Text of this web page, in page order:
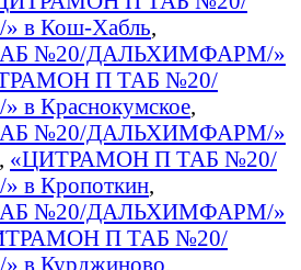
Кош-Хабль,
№20/ДАЛЬХИМФАРМ/»
П ТАБ №20/
Краснокумское,
№20/ДАЛЬХИМФАРМ/»
, «ЦИТРАМОН П ТАБ №20/
Кропоткин,
№20/ДАЛЬХИМФАРМ/»
П ТАБ №20/
Курджиново,